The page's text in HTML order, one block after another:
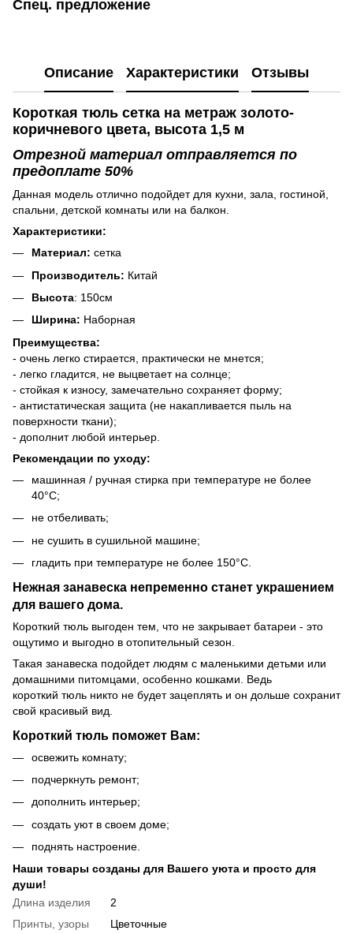
Спец. предложение
Описание Характеристики Отзывы
Короткая тюль сетка на метраж золото-
коричневого цвета, высота 1,5 м
Отрезной материал отправляется по
предоплате 50%
Данная модель отлично подойдет для кухни, зала, гостиной,
спальни, детской комнаты или на балкон.
Характеристики:
Материал: сетка
Производитель: Китай
Высота: 150см
Ширина: Наборная
Преимущества:
- очень легко стирается, практически не мнется;
- легко гладится, не выцветает на солнце;
- стойкая к износу, замечательно сохраняет форму;
- антистатическая защита (не накапливается пыль на
поверхности ткани);
- дополнит любой интерьер.
Рекомендации по уходу:
машинная / ручная стирка при температуре не более
40°C;
не отбеливать;
не сушить в сушильной машине;
гладить при температуре не более 150°C.
Нежная занавеска непременно станет украшением
для вашего дома.
Короткий тюль выгоден тем, что не закрывает батареи - это
ощутимо и выгодно в отопительный сезон.
Такая занавеска подойдет людям с маленькими детьми или
домашними питомцами, особенно кошками. Ведь
короткий тюль никто не будет зацеплять и он дольше сохранит
свой красивый вид.
Короткий тюль поможет Вам:
освежить комнату;
подчеркнуть ремонт;
дополнить интерьер;
создать уют в своем доме;
поднять настроение.
Наши товары созданы для Вашего уюта и просто для
души!
Длина изделия
2
Принты, узоры
Цветочные